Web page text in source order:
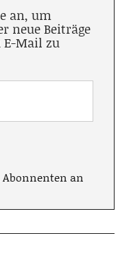
an, um
neue Beiträge
E-Mail zu
Abonnenten an